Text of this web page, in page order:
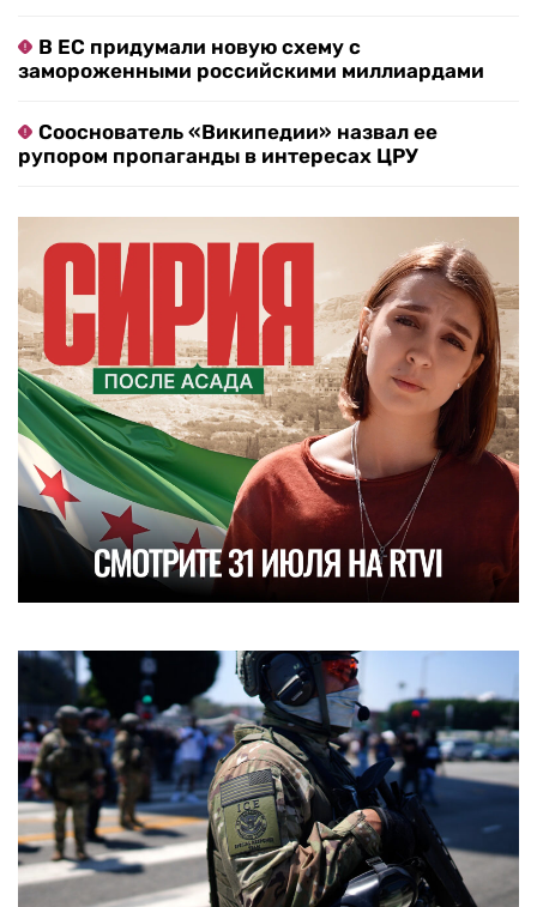
В ЕС придумали новую схему с
замороженными российскими миллиардами
Сооснователь «Википедии» назвал ее
рупором пропаганды в интересах ЦРУ